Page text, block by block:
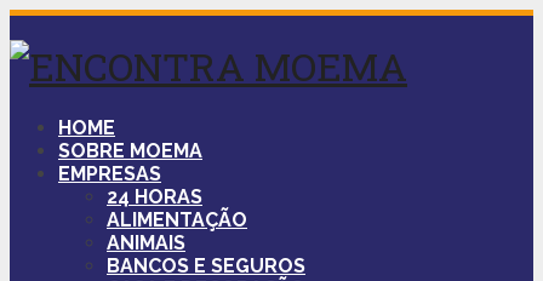
HOME
SOBRE MOEMA
EMPRESAS
24 HORAS
ALIMENTAÇÃO
ANIMAIS
BANCOS E SEGUROS